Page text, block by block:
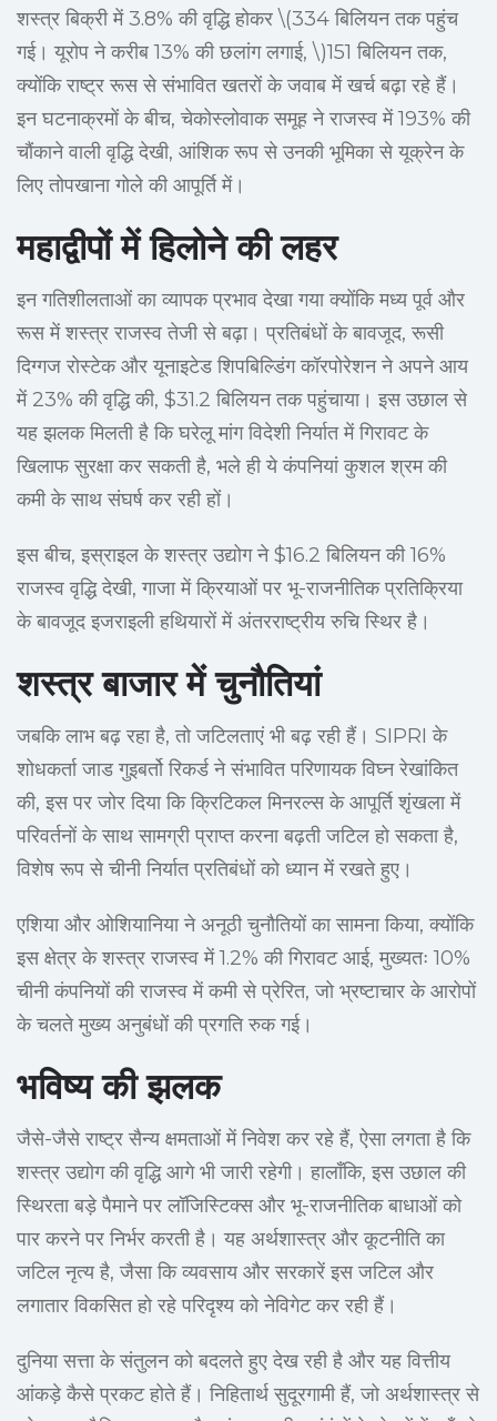
शस्त्र बिक्री में 3.8% की वृद्धि होकर \(334 बिलियन तक पहुंच
गई। यूरोप ने करीब 13% की छलांग लगाई, \)151 बिलियन तक,
क्योंकि राष्ट्र रूस से संभावित खतरों के जवाब में खर्च बढ़ा रहे हैं।
इन घटनाक्रमों के बीच, चेकोस्लोवाक समूह ने राजस्व में 193% की
चौंकाने वाली वृद्धि देखी, आंशिक रूप से उनकी भूमिका से यूक्रेन के
लिए तोपखाना गोले की आपूर्ति में।
महाद्वीपों में हिलोने की लहर
इन गतिशीलताओं का व्यापक प्रभाव देखा गया क्योंकि मध्य पूर्व और
रूस में शस्त्र राजस्व तेजी से बढ़ा। प्रतिबंधों के बावजूद, रूसी
दिग्गज रोस्टेक और यूनाइटेड शिपबिल्डिंग कॉरपोरेशन ने अपने आय
में 23% की वृद्धि की, $31.2 बिलियन तक पहुंचाया। इस उछाल से
यह झलक मिलती है कि घरेलू मांग विदेशी निर्यात में गिरावट के
खिलाफ सुरक्षा कर सकती है, भले ही ये कंपनियां कुशल श्रम की
कमी के साथ संघर्ष कर रही हों।
इस बीच, इस्राइल के शस्त्र उद्योग ने $16.2 बिलियन की 16%
राजस्व वृद्धि देखी, गाजा में क्रियाओं पर भू-राजनीतिक प्रतिक्रिया
के बावजूद इजराइली हथियारों में अंतरराष्ट्रीय रुचि स्थिर है।
शस्त्र बाजार में चुनौतियां
जबकि लाभ बढ़ रहा है, तो जटिलताएं भी बढ़ रही हैं। SIPRI के
शोधकर्ता जाड गुइबर्तो रिकर्ड ने संभावित परिणायक विघ्न रेखांकित
की, इस पर जोर दिया कि क्रिटिकल मिनरल्स के आपूर्ति शृंखला में
परिवर्तनों के साथ सामग्री प्राप्त करना बढ़ती जटिल हो सकता है,
विशेष रूप से चीनी निर्यात प्रतिबंधों को ध्यान में रखते हुए।
एशिया और ओशियानिया ने अनूठी चुनौतियों का सामना किया, क्योंकि
इस क्षेत्र के शस्त्र राजस्व में 1.2% की गिरावट आई, मुख्यतः 10%
चीनी कंपनियों की राजस्व में कमी से प्रेरित, जो भ्रष्टाचार के आरोपों
के चलते मुख्य अनुबंधों की प्रगति रुक गई।
भविष्य की झलक
जैसे-जैसे राष्ट्र सैन्य क्षमताओं में निवेश कर रहे हैं, ऐसा लगता है कि
शस्त्र उद्योग की वृद्धि आगे भी जारी रहेगी। हालाँकि, इस उछाल की
स्थिरता बड़े पैमाने पर लॉजिस्टिक्स और भू-राजनीतिक बाधाओं को
पार करने पर निर्भर करती है। यह अर्थशास्त्र और कूटनीति का
जटिल नृत्य है, जैसा कि व्यवसाय और सरकारें इस जटिल और
लगातार विकसित हो रहे परिदृश्य को नेविगेट कर रही हैं।
दुनिया सत्ता के संतुलन को बदलते हुए देख रही है और यह वित्तीय
आंकड़े कैसे प्रकट होते हैं। निहितार्थ सुदूरगामी हैं, जो अर्थशास्त्र से